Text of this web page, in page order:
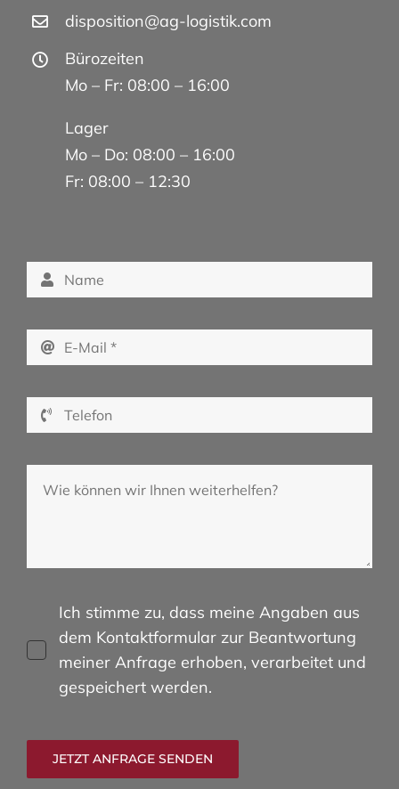
disposition@ag-logistik.com
Bürozeiten
Mo – Fr: 08:00 – 16:00
Lager
Mo – Do: 08:00 – 16:00
Fr: 08:00 – 12:30
Ich stimme zu, dass meine Angaben aus
dem Kontaktformular zur Beantwortung
meiner Anfrage erhoben, verarbeitet und
gespeichert werden.
JETZT ANFRAGE SENDEN